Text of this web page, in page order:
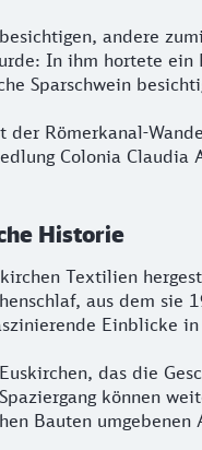
andere
In ihm hortete
Sparschwein
Römerkanal-
Colonia
Historie
Textilien
aus dem
Einblicke
das die
können
Bauten